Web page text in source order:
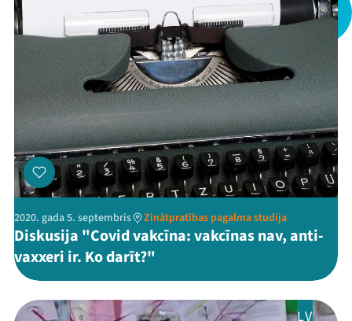
2020. gada 5. septembris Zinātpratības pagalma studija
Diskusija "Covid vakcīna: vakcīnas nav, anti-
vaxxeri ir. Ko darīt?"
LV